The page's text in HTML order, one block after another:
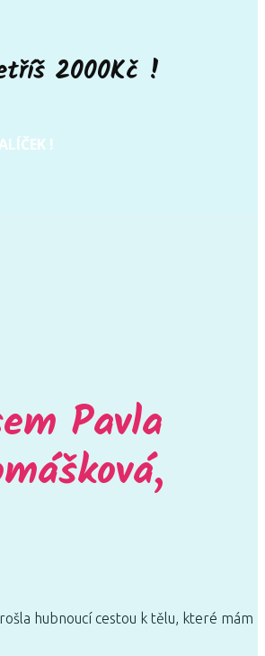
2000Kč !
!
Pavla
hubnoucí cestou k tělu, které mám